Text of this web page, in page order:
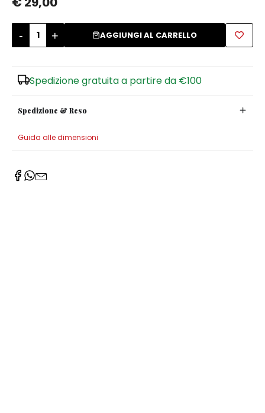
- + AGGIUNGI AL CARRELLO
Spedizione gratuita a partire da €100
Spedizione & Reso
Guida alle dimensioni
Zuccheriere